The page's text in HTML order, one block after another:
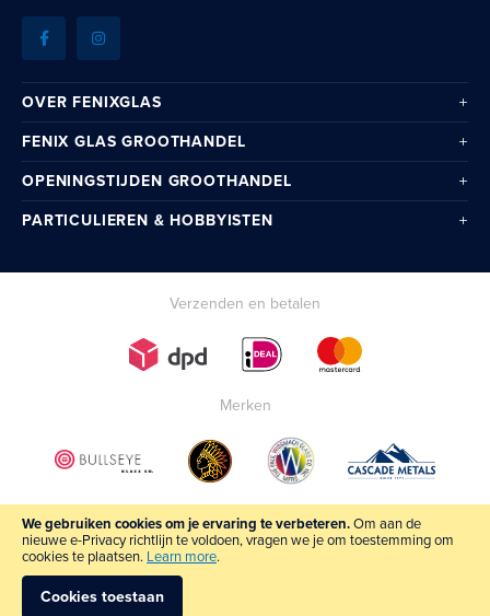
We gebruiken cookies om je ervaring te verbeteren.Om aan de
nieuwe e-Privacy richtlijn te voldoen, vragen we je om toestemming om
cookies te plaatsen. Learn more.
Cookies toestaan
OVER FENIXGLAS
FENIX GLAS GROOTHANDEL
OPENINGSTIJDEN GROOTHANDEL
PARTICULIEREN & HOBBYISTEN
Verzenden en betalen
Merken
All rights reserved Fenix Glas BV 2024